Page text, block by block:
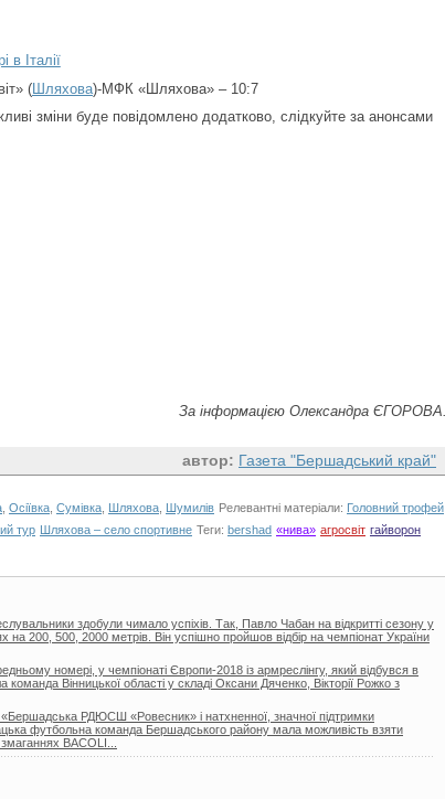
в Італії
(Шляхова)-МФК «Шляхова» – 10:7
зміни буде повідомлено додатково, слідкуйте за анонсами
За інформацією Олександра ЄГОРОВА.
автор: Газета "Бершадський край"
Осіївка Сумівка Шляхова Шумилів Релевантні матеріали: Головний трофей
тур Шляхова – село спортивне Теги: bershad «нива» агросвіт гайворон
здобули чимало успіхів. Так, Павло Чабан на відкритті сезону у
на 200, 500, 2000 метрів. Він успішно пройшов відбір на чемпіонат України
номері, у чемпіонаті Європи-2018 із армреслінгу, який відбувся в
команда Вінницької області у складі Оксани Дяченко, Вікторії Рожко з
«Бершадська РДЮСШ «Ровесник» і натхненної, значної підтримки
футбольна команда Бершадського району мала можливість взяти
BACOLI...